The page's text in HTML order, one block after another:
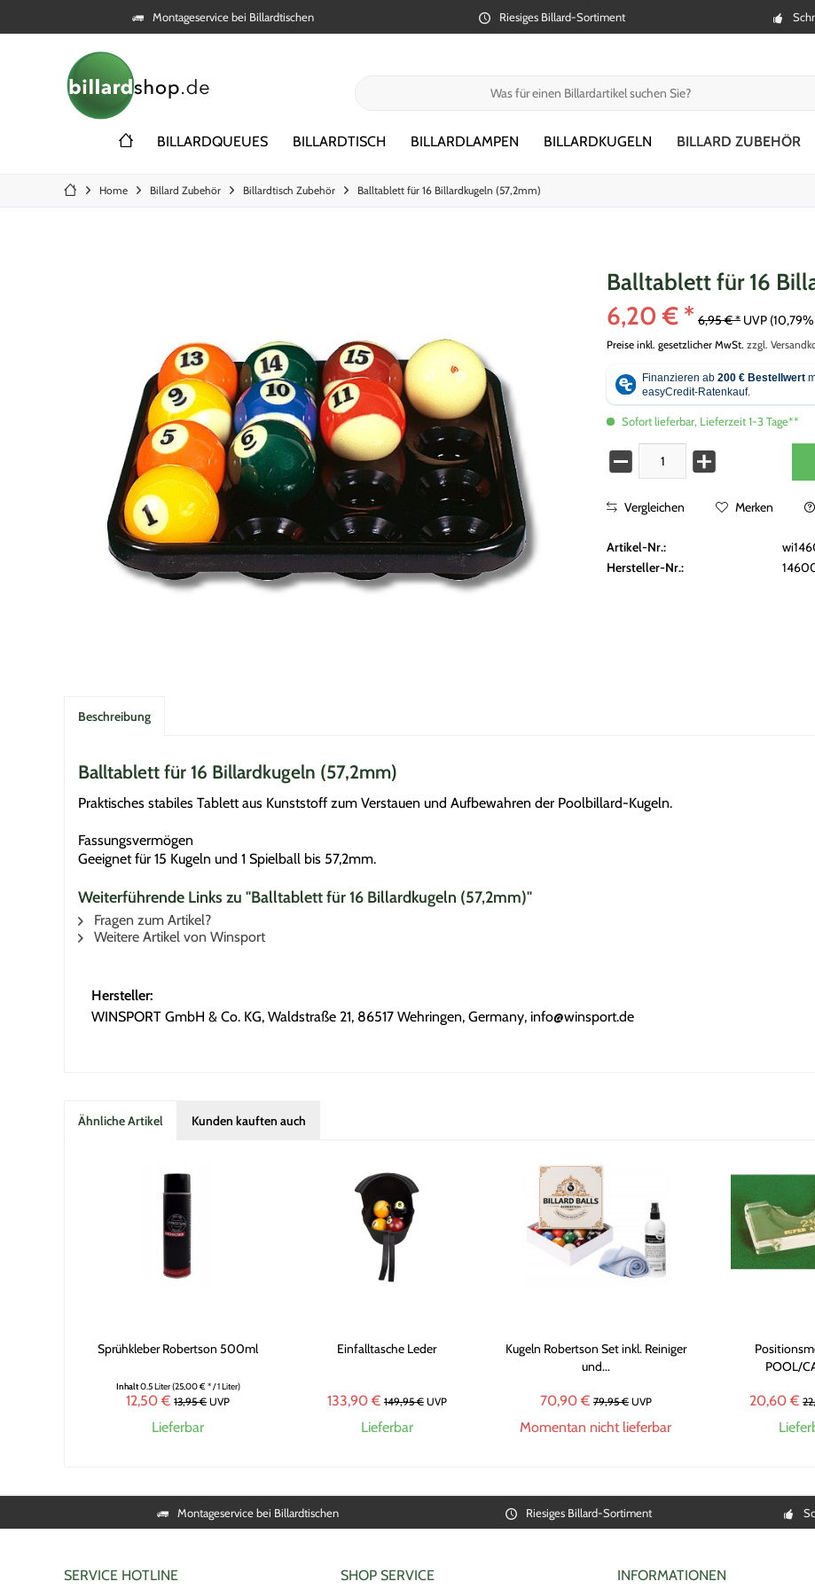
Montageservice bei Billardtischen Riesiges Billard-Sortiment
BILLARDQUEUES BILLARDTISCH BILLARDLAMPEN BILLARDKUGELN BILLARD ZUBEHÖR
Home Billard Zubehör Billardtisch Zubehör Balltablett für 16 Billardkugeln (57,2mm)
Balltablett für 16
6,20 € * 6,95 € * UVP
Preise inkl. gesetzlicher MwSt. zzgl.
Sofort lieferbar, Lieferzeit 1-3 Tage**
Vergleichen Merken
Artikel-Nr.:
Hersteller-Nr.:
Beschreibung
Balltablett für 16 Billardkugeln (57,2mm)
Praktisches stabiles Tablett aus Kunststoff zum Verstauen und Aufbewahren der Poolbillard-Kugeln.
Fassungsvermögen
Geeignet für 15 Kugeln und 1 Spielball bis 57,2mm.
Weiterführende Links zu "Balltablett für 16 Billardkugeln (57,2mm)"
Fragen zum Artikel?
Weitere Artikel von Winsport
Hersteller:
WINSPORT GmbH & Co. KG, Waldstraße 21, 86517 Wehringen, Germany, info@winsport.de
Ähnliche Artikel Kunden kauften auch
Sprühkleber Robertson 500ml
Inhalt0.5 Liter(25,00 € * / 1 Liter)
12,50 € 13,95 €UVP
Lieferbar
Einfalltasche Leder
133,90 € 149,95 €UVP
Lieferbar
Kugeln Robertson Set inkl. Reiniger
und...
70,90 € 79,95 €UVP
Momentan nicht lieferbar
POOL/
20,60 €
Montageservice bei Billardtischen Riesiges Billard-Sortiment
SERVICE HOTLINE SHOP SERVICE INFORMATIONEN